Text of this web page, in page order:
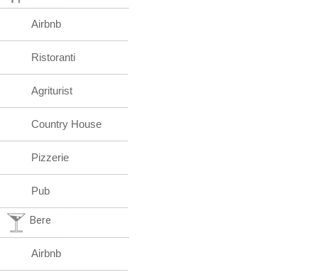
Airbnb
Ristoranti
Agriturist
Country House
Pizzerie
Pub
Bere
Airbnb